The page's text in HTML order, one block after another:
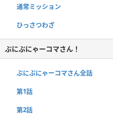
通常ミッション
ひっさつわざ
ぷにぷにゃーコマさん！
ぷにぷにゃーコマさん全話
第1話
第2話